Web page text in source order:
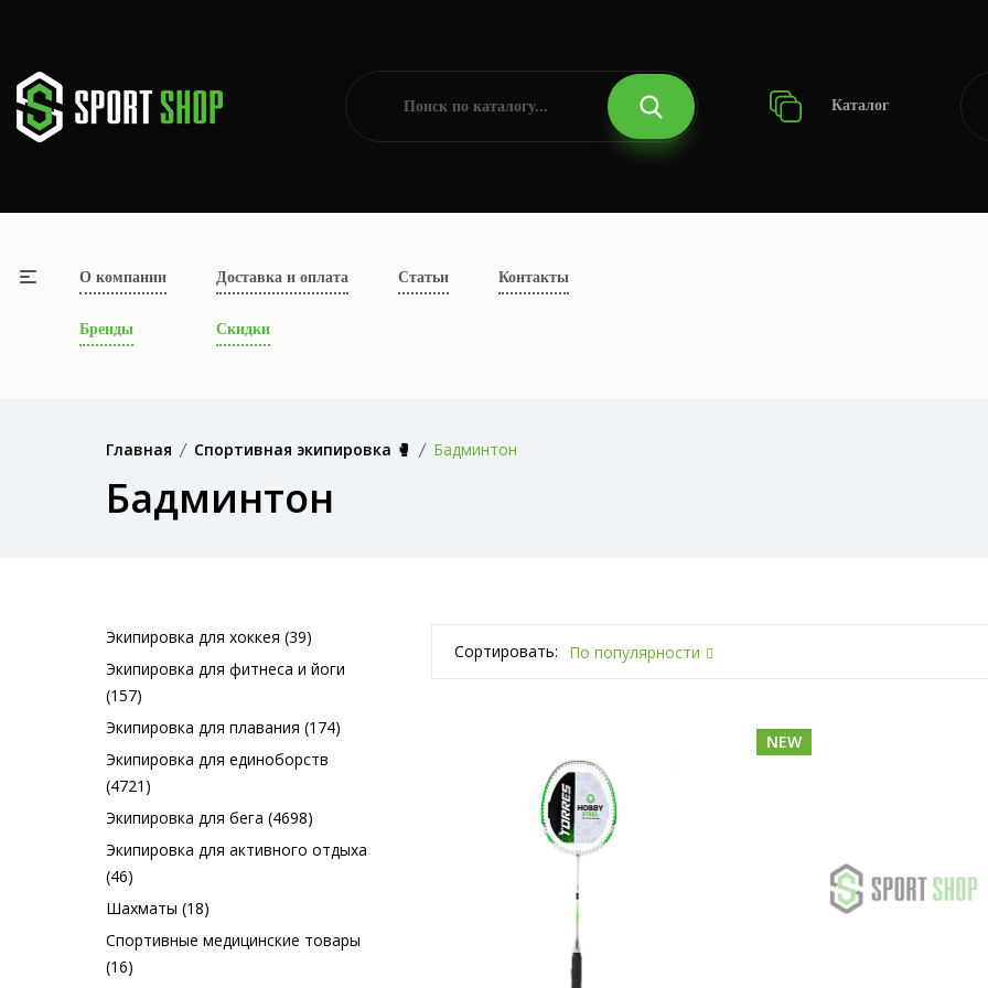
Каталог
О компании Доставка и оплата Статьи Контакты
Бренды Скидки
Главная Спортивная экипировка 🥊 Бадминтон
Бадминтон
Экипировка для хоккея (39)
Экипировка для фитнеса и йоги
(157)
Экипировка для плавания (174)
Экипировка для единоборств
(4721)
Экипировка для бега (4698)
Экипировка для активного отдыха
(46)
Шахматы (18)
Спортивные медицинские товары
(16)
Сортировать: По популярности
NEW